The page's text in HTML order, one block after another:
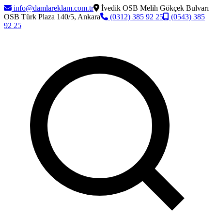
info@damlareklam.com.tr
İvedik OSB Melih Gökçek Bulvarı
OSB Türk Plaza 140/5, Ankara
(0312) 385 92 25
(0543) 385
92 25